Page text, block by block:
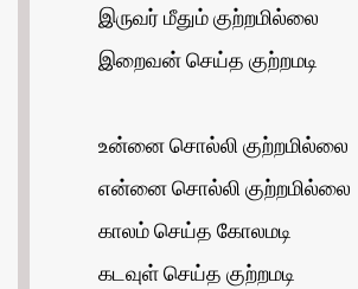
இருவர் மீதும் குற்றமில்லை
இறைவன் செய்த குற்றமடி
உன்னை சொல்லி குற்றமில்லை
என்னை சொல்லி குற்றமில்லை
காலம் செய்த கோலமடி
கடவுள் செய்த குற்றமடி